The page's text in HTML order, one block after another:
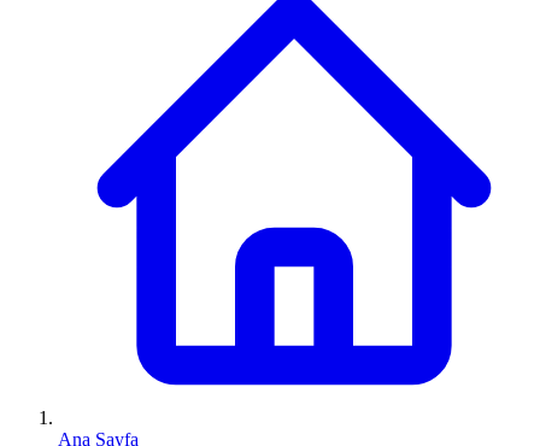
Ana Sayfa